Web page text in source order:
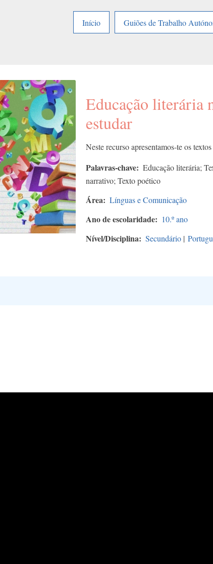
Início
Guiões de Trabalho
Educação literária
estudar
Neste recurso apresentamos-te os
Palavras-chave
Educação literária;
narrativo; Texto poético
Área Línguas e Comunicação
Ano de escolaridade 10.º ano
Nível/Disciplina Secundário |